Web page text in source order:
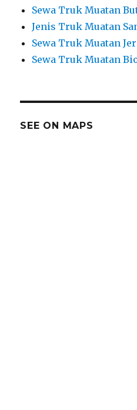
Sewa Truk Muatan
Jenis Truk Muatan
Sewa Truk Muatan
Sewa Truk Muatan
SEE ON MAPS